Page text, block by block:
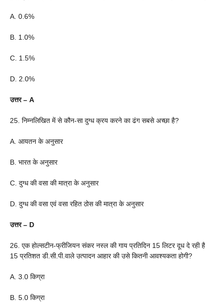
A. 0.6%
B. 1.0%
C. 1.5%
D. 2.0%
उत्तर – A
25. निम्नलिखित में से कौन-सा दुग्ध क्रय करने का ढंग सबसे अच्छा है?
A. आयतन के अनुसार
B. भारत के अनुसार
C. दुग्ध की वसा की मात्रा के अनुसार
D. दुग्ध की वसा एवं वसा रहित ठोस की मात्रा के अनुसार
उत्तर – D
26. एक होल्सटीन-फ्रीजियन संकर नस्ल की गाय प्रतिदिन 15 लिटर दूध दे रही है
15 प्रतिशत डी.सी.पी.वाले उत्पादन आहार की उसे कितनी आवश्यकता होगी?
A. 3.0 किग्रा
B. 5.0 किग्रा